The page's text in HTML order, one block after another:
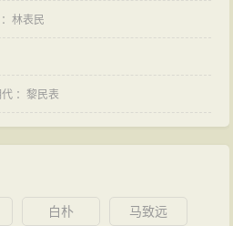
年，后曲写于1913年。
坛的“两雄”，在全国也有很高
珍、袁爽秋往来密切，有“李
。
，以道府在武卫军任事。乃密
：林表民
代 ：黎民表
白朴 马致远